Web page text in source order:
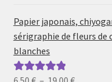
prix :
6.50 €
Papier japonais,
sérigraphie de fleurs de
blanches
Note5.00sur